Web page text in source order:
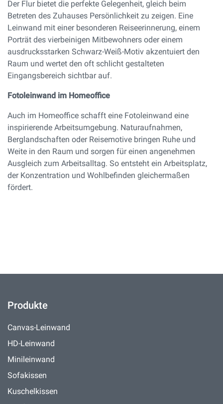
Der Flur bietet die perfekte Gelegenheit, gleich beim
Betreten des Zuhauses Persönlichkeit zu zeigen. Eine
Leinwand mit einer besonderen Reiseerinnerung, einem
Porträt des vierbeinigen Mitbewohners oder einem
ausdrucksstarken Schwarz-Weiß-Motiv akzentuiert den
Raum und wertet den oft schlicht gestalteten
Eingangsbereich sichtbar auf.
Fotoleinwand im Homeoffice
Auch im Homeoffice schafft eine Fotoleinwand eine
inspirierende Arbeitsumgebung. Naturaufnahmen,
Berglandschaften oder Reisemotive bringen Ruhe und
Weite in den Raum und sorgen für einen angenehmen
Ausgleich zum Arbeitsalltag. So entsteht ein Arbeitsplatz,
der Konzentration und Wohlbefinden gleichermaßen
fördert.
Produkte
Canvas-Leinwand
HD-Leinwand
Minileinwand
Sofakissen
Kuschelkissen